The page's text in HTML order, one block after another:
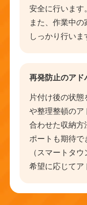
安全に行います
また、作業中
しっかり行いま
再発防止のアド
片付け後の状
や整理整頓のア
合わせた収納方
ポートも期待で
（スマートタ
希望に応じてア